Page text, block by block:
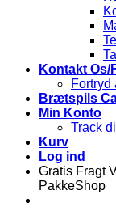
Kontakt Os/
Fortryd
Brætspils
Min Konto
Track
Kurv
Log ind
Gratis Fragt
PakkeShop